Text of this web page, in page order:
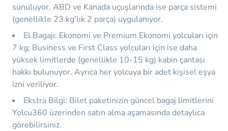
sunuluyor. ABD ve Kanada uçuşlarında ise parça sistemi
(genellikle 23 kg'lık 2 parça) uygulanıyor.
El Bagajı: Ekonomi ve Premium Ekonomi yolcuları için
7 kg; Business ve First Class yolcuları için ise daha
yüksek limitlerde (genellikle 10-15 kg) kabin çantası
hakkı bulunuyor. Ayrıca her yolcuya bir adet kişisel eşya
izni veriliyor.
Ekstra Bilgi: Bilet paketinizin güncel bagaj limitlerini
Yolcu360 üzerinden satın alma aşamasında detaylıca
görebilirsiniz.